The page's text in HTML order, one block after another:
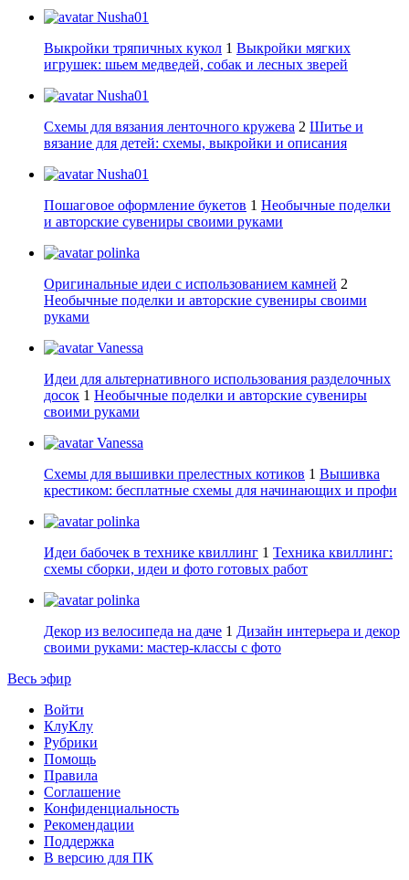
Nusha01
Выкройки тряпичных кукол 1 Выкройки мягких
игрушек: шьем медведей, собак и лесных зверей
Nusha01
Схемы для вязания ленточного кружева 2 Шитье и
вязание для детей: схемы, выкройки и описания
Nusha01
Пошаговое оформление букетов 1 Необычные поделки
и авторские сувениры своими руками
polinka
Оригинальные идеи с использованием камней 2
Необычные поделки и авторские сувениры своими
руками
Vanessa
Идеи для альтернативного использования разделочных
досок 1 Необычные поделки и авторские сувениры
своими руками
Vanessa
Схемы для вышивки прелестных котиков 1 Вышивка
крестиком: бесплатные схемы для начинающих и профи
polinka
Идеи бабочек в технике квиллинг 1 Техника квиллинг:
схемы сборки, идеи и фото готовых работ
polinka
Декор из велосипеда на даче 1 Дизайн интерьера и декор
своими руками: мастер-классы с фото
Весь эфир
Войти
КлуКлу
Рубрики
Помощь
Правила
Соглашение
Конфиденциальность
Рекомендации
Поддержка
В версию для ПК